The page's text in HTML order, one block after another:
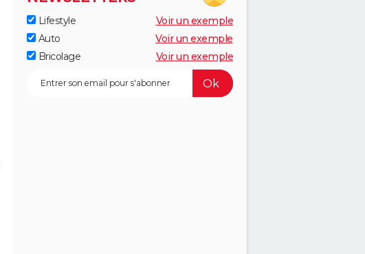
Lifestyle
Voir un exemple
Auto
Voir un exemple
Bricolage
Voir un exemple